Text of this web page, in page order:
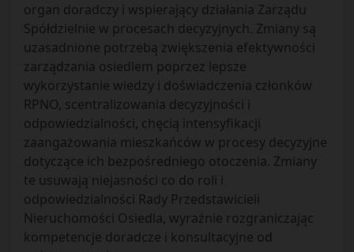
organ doradczy i wspierający działania Zarządu
Spółdzielnie w procesach decyzyjnych. Zmiany są
uzasadnione potrzebą zwiększenia efektywności
zarządzania osiedlem poprzez lepsze
wykorzystanie wiedzy i doświadczenia członków
RPNO, scentralizowania decyzyjności i
odpowiedzialności, chęcią intensyfikacji
zaangażowania mieszkańców w procesy decyzyjne
dotyczące ich bezpośredniego otoczenia. Zmiany
te usuwają niejasności co do roli i
odpowiedzialności Rady Przedstawicieli
Nieruchomości Osiedla, wyraźnie rozgraniczając
kompetencje doradcze i konsultacyjne od